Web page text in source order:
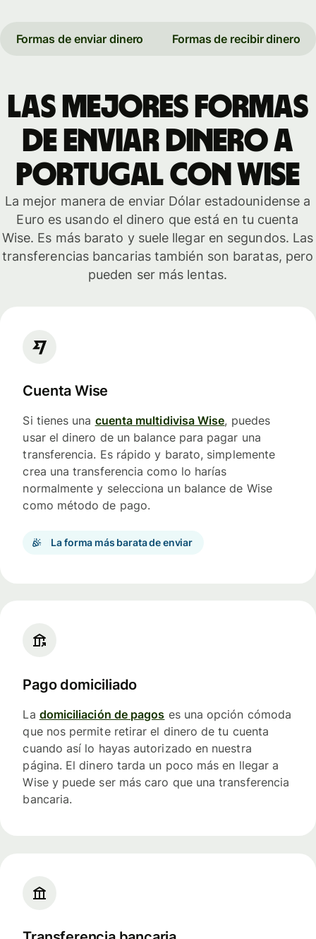
Formas de enviar dinero Formas de recibir dinero
Las mejores formas
de enviar dinero a
Portugal con Wise
La mejor manera de enviar Dólar estadounidense a
Euro es usando el dinero que está en tu cuenta
Wise. Es más barato y suele llegar en segundos. Las
transferencias bancarias también son baratas, pero
pueden ser más lentas.
Cuenta Wise
Si tienes una cuenta multidivisa Wise, puedes
usar el dinero de un balance para pagar una
transferencia. Es rápido y barato, simplemente
crea una transferencia como lo harías
normalmente y selecciona un balance de Wise
como método de pago.
La forma más barata de enviar
Pago domiciliado
La domiciliación de pagos es una opción cómoda
que nos permite retirar el dinero de tu cuenta
cuando así lo hayas autorizado en nuestra
página. El dinero tarda un poco más en llegar a
Wise y puede ser más caro que una transferencia
bancaria.